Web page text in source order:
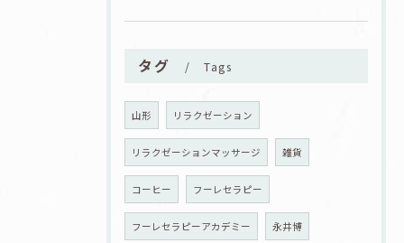
タグ Tags
山形 リラクゼーション
リラクゼーションマッサージ 雑貨
コーヒー フーレセラピー
フーレセラピーアカデミー 永井博